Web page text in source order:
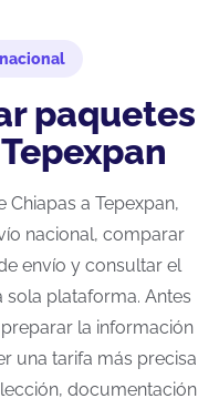
paquetes
Chiapas a Tepexpan,
nacional, comparar
envío y consultar el
plataforma. Antes
la información
una tarifa más precisa
documentación